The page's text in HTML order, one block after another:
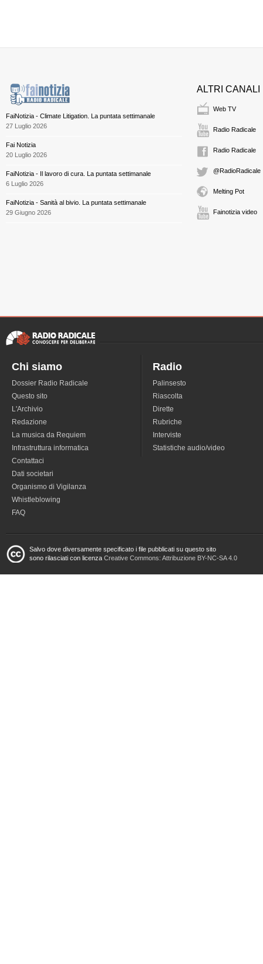
FaiNotizia - Climate Litigation. La puntata settimanale
27 Luglio 2026
Fai Notizia
20 Luglio 2026
FaiNotizia - Il lavoro di cura. La puntata settimanale
6 Luglio 2026
FaiNotizia - Sanità al bivio. La puntata settimanale
29 Giugno 2026
ALTRI CANALI
Web TV
Radio Radicale
Radio Radicale
@RadioRadicale
Melting Pot
Fainotizia video
Chi siamo
Dossier Radio Radicale
Questo sito
L'Archivio
Redazione
La musica da Requiem
Infrastruttura informatica
Contattaci
Dati societari
Organismo di Vigilanza
Whistleblowing
FAQ
Radio
Palinsesto
Riascolta
Dirette
Rubriche
Interviste
Statistiche audio/video
Salvo dove diversamente specificato i file pubblicati su questo sito
sono rilasciati con licenza Creative Commons: Attribuzione BY-NC-SA 4.0